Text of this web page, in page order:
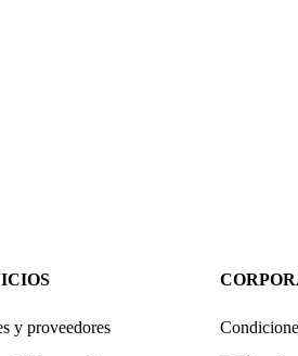
y proveedores